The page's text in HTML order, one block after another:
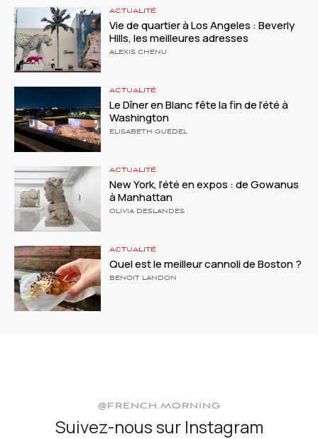
ACTUALITÉ
Vie de quartier à Los Angeles : Beverly
Hills, les meilleures adresses
ALEXIS CHENU
ACTUALITÉ
Le Dîner en Blanc fête la fin de l’été à
Washington
ELISABETH GUÉDEL
ACTUALITÉ
New York, l’été en expos : de Gowanus
à Manhattan
OLIVIA DESLANDES
ACTUALITÉ
Quel est le meilleur cannoli de Boston ?
BENOIT LANDON
@FRENCH.MORNING
Suivez-nous sur Instagram